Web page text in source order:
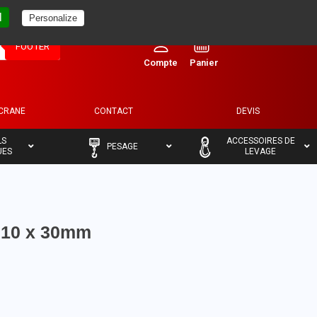
FOOTER
CONTACT
– DEVIS
–
PESAGE
ACCESSOIRES DE
LEVAGE
x 30mm
Personalize